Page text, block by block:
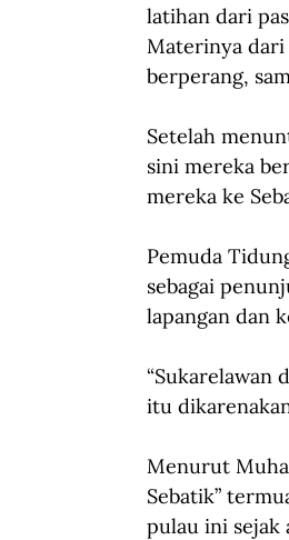
latihan dari
Materinya dari
berperang,
Setelah
sini mereka
mereka ke
Pemuda
sebagai
lapangan dan
“Sukarelawan
itu
Menurut
Sebatik”
pulau ini sejak